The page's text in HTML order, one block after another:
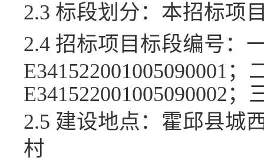
2.3 标段划分： 本招标项
2.4 招标项目标段编号：
E341522001005090001；
E341522001005090002；
2.5 建设地点： 霍邱县城
村